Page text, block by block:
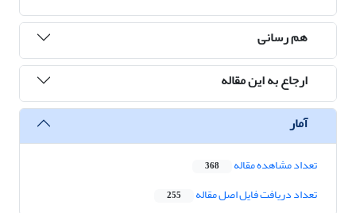
هم رسانی
ارجاع به این مقاله
آمار
تعداد مشاهده مقاله 368
تعداد دریافت فایل اصل مقاله 255